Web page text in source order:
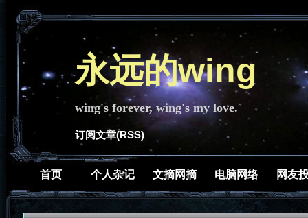
永远的wing
wing's forever, wing's my love.
订阅文章(RSS)
首页 个人杂记 文摘网摘 电脑网络 网友